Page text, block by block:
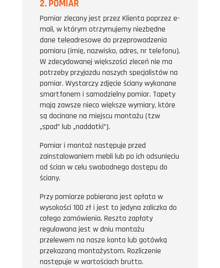
2. POMIAR
Pomiar zlecany jest przez Klienta poprzez e-
mail, w którym otrzymujemy niezbędne
dane teleadresowe do przeprowadzenia
pomiaru (imię, nazwisko, adres, nr telefonu).
W zdecydowanej większości zleceń nie ma
potrzeby przyjazdu naszych specjalistów na
pomiar. Wystarczy zdjęcie ściany wykonane
smartfonem i samodzielny pomiar. Tapety
mają zawsze nieco większe wymiary, które
są docinane na miejscu montażu (tzw
„spad” lub „naddatki”).
Pomiar i montaż następuje przed
zainstalowaniem mebli lub po ich odsunięciu
od ścian w celu swobodnego dostępu do
ściany.
Przy pomiarze pobierana jest opłata w
wysokości 100 zł i jest to jedyna zaliczka do
całego zamówienia. Reszta zapłaty
regulowana jest w dniu montażu
przelewem na nasze konto lub gotówką
przekazaną montażystom. Rozliczenie
następuje w wartościach brutto.